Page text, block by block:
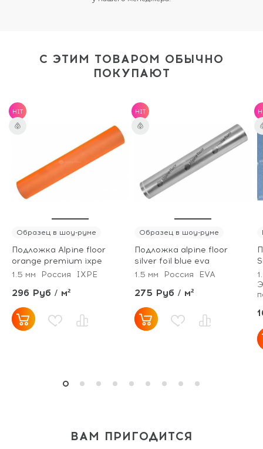
С ЭТИМ ТОВАРОМ ОБЫЧНО
ПОКУПАЮТ
HIT
Образец в шоу-руме
Подложка Alpine floor
orange premium ixpe
1.5 мм
Россия IXPE
296 Руб / м²
HIT
Образец в шоу-руме
Подложка alpine floor
silver foil blue eva
1.5 мм
Россия EVA
275 Руб / м²
ВАМ ПРИГОДИТСЯ